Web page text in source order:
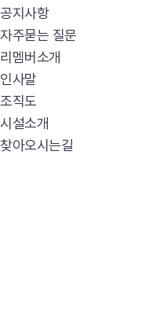
공지사항
자주묻는 질문
리멤버소개
인사말
조직도
시설소개
찾아오시는길